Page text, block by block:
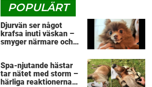
POPULÄRT
Djurvän ser något
krafsa inuti väskan –
smyger närmare och
Spa-njutande hästar
tar nätet med storm –
härliga reaktionerna